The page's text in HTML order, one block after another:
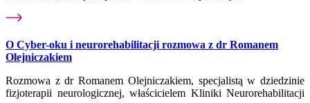
O Cyber-oku i neurorehabilitacji rozmowa z dr Romanem
Olejniczakiem
Rozmowa z dr Romanem Olejniczakiem, specjalistą w dziedzinie
fizjoterapii neurologicznej, właścicielem Kliniki Neurorehabilitacji